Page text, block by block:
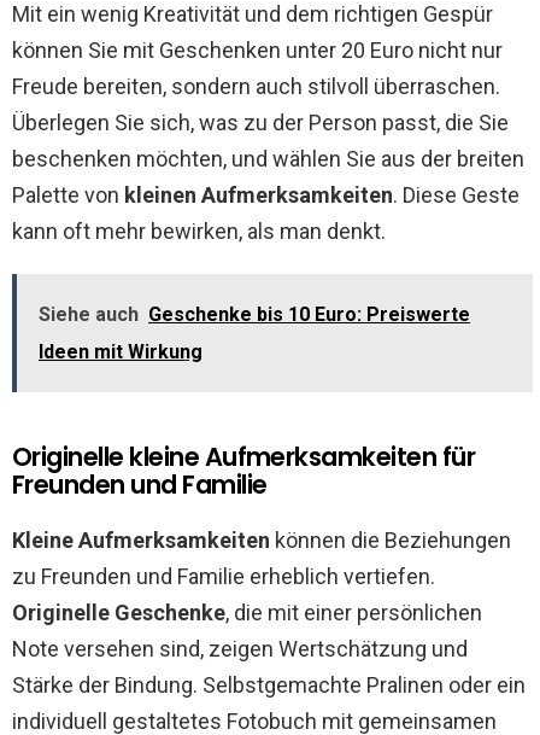
Mit ein wenig Kreativität und dem richtigen Gespür
können Sie mit Geschenken unter 20 Euro nicht nur
Freude bereiten, sondern auch stilvoll überraschen.
Überlegen Sie sich, was zu der Person passt, die Sie
beschenken möchten, und wählen Sie aus der breiten
Palette von kleinen Aufmerksamkeiten. Diese Geste
kann oft mehr bewirken, als man denkt.
Siehe auch Geschenke bis 10 Euro: Preiswerte
Ideen mit Wirkung
Originelle kleine Aufmerksamkeiten für
Freunden und Familie
Kleine Aufmerksamkeiten können die Beziehungen
zu Freunden und Familie erheblich vertiefen.
Originelle Geschenke, die mit einer persönlichen
Note versehen sind, zeigen Wertschätzung und
Stärke der Bindung. Selbstgemachte Pralinen oder ein
individuell gestaltetes Fotobuch mit gemeinsamen